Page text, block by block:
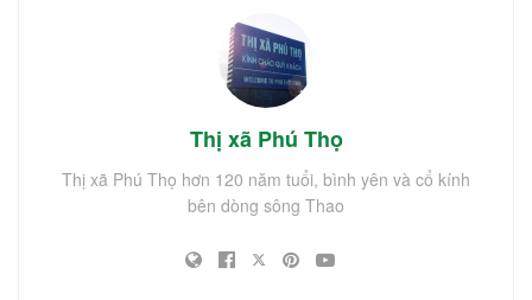
Thị xã Phú Thọ
Thị xã Phú Thọ hơn 120 năm tuổi, bình yên và cổ kính
bên dòng sông Thao